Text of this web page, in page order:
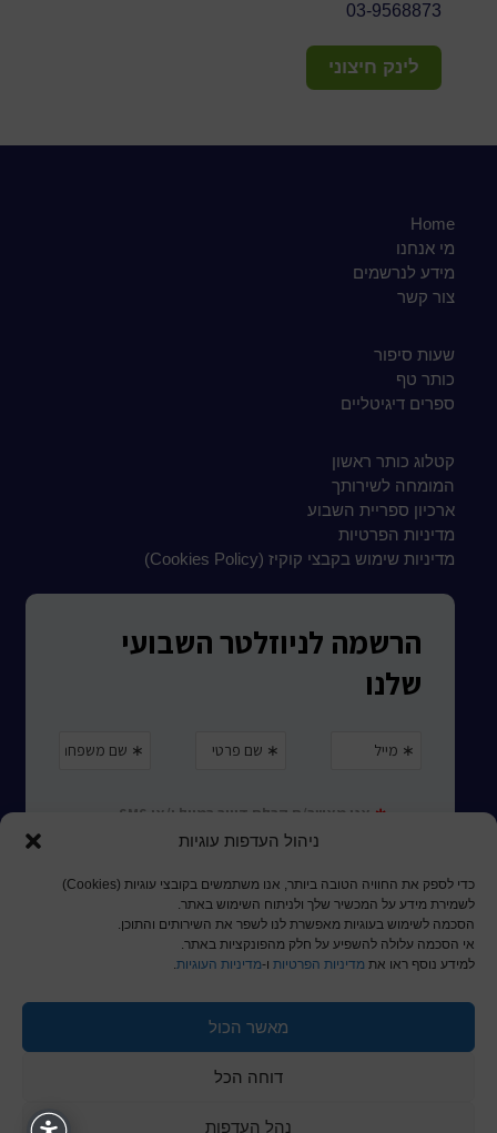
ניהול העדפות עוגיות
כדי לספק את החוויה הטובה ביותר, אנו משתמשים בקובצי עוגיות (Cookies)
לשמירת מידע על המכשיר שלך ולניתוח השימוש באתר.
הסכמה לשימוש בעוגיות מאפשרת לנו לשפר את השירותים והתוכן.
אי הסכמה עלולה להשפיע על חלק מהפונקציות באתר.
למידע נוסף ראו את מדיניות הפרטיות ו-מדיניות העוגיות.
מאשר הכול
דוחה הכל
נהל העדפות
03-9568873
לינק חיצוני
Home
מי אנחנו
מידע לנרשמים
צור קשר
שעות סיפור
כותר טף
ספרים דיגיטליים
קטלוג כותר ראשון
המומחה לשירותך
ארכיון ספריית השבוע
מדיניות הפרטיות
מדיניות שימוש בקבצי קוקיז (Cookies Policy)